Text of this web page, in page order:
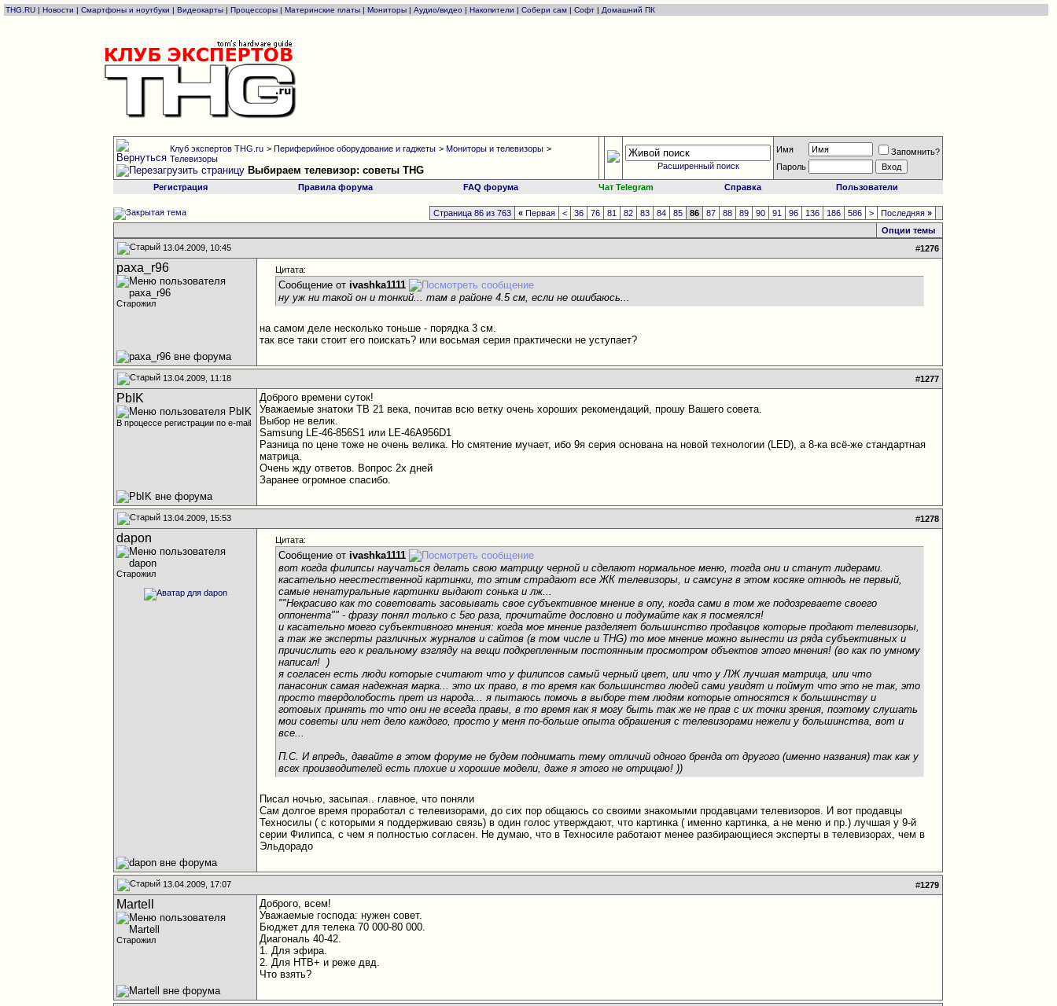
THG.RU | Новости | Смартфоны и ноутбуки | Видеокарты | Процессоры | Материнские платы | Мониторы | Аудио/видео | Накопители | Собери сам | Софт | Домашний ПК
Клуб экспертов THG.ru >Периферийное оборудование и гаджеты >Мониторы и телевизоры >
Телевизоры
Выбираем телевизор: советы THG Расширенный поиск
Имя
Запомнить?
Пароль
Регистрация Правила форума FAQ форума Чат Telegram Справка Пользователи
Страница 86 из 763 « Первая < 36 76 81 82 83 84 85 86 87 88 89 90 91 96 136 186 586 > Последняя»
Опции темы
13.04.2009, 10:45
#1276
paxa_r96
Старожил
Цитата:
Сообщение от ivashka1111
ну уж ни такой он и тонкий... там в районе 4.5 см, если не ошибаюсь...
на самом деле несколько тоньше - порядка 3 см.
так все таки стоит его поискать? или восьмая серия практически не уступает?
13.04.2009, 11:18 #1277
PbIK
В процессе регистрации по e-mail
Доброго времени суток!
Уважаемые знатоки ТВ 21 века, почитав всю ветку очень хороших рекомендаций, прошу Вашего совета.
Выбор не велик.
Samsung LE-46-856S1 или LE-46A956D1
Разница по цене тоже не очень велика. Но смятение мучает, ибо 9я серия основана на новой технологии (LED), а 8-ка всё-же стандартная
матрица.
Очень жду ответов. Вопрос 2х дней
Заранее огромное спасибо.
13.04.2009, 15:53 #1278
dapon
Старожил
Цитата:
Сообщение от ivashka1111
вот когда филипсы научаться делать свою матрицу черной и сделают нормальное меню, тогда они и станут лидерами.
касательно неестественной картинки, то этим страдают все ЖК телевизоры, и самсунг в этом косяке отнюдь не первый,
самые ненатуральные картинки выдают сонька и лж...
""Некрасиво как то советовать засовывать свое субъективное мнение в опу, когда сами в том же подозреваете своего
оппонента"" - фразу понял только с 5го раза, прочитайте дословно и подумайте как я посмеялся!
и касательно моего субъективного мнения: когда мое мнение разделяет большинство продавцов которые продают телевизоры,
а так же эксперты различных журналов и сайтов (в том числе и THG) то мое мнение можно вынести из ряда субъективных и
причислить его к реальному взгляду на вещи подкрепленным постоянным просмотром объектов этого мнения! (во как по умному
написал! )
я согласен есть люди которые считают что у филипсов самый черный цвет, или что у ЛЖ лучшая матрица, или что
панасоник самая надежная марка... это их право, в то время как большинство людей сами увидят и поймут что это не так, это
просто твердолобость прет из народа... я пытаюсь помочь в выборе тем людям которые относятся к большинству и
готовых принять то что они не всегда правы, в то время как я могу быть так же не прав с их точки зрения, поэтому слушать
мои советы или нет дело каждого, просто у меня по-больше опыта обрашения с телевизорами нежели у большинства, вот и
все...
П.С. И впредь, давайте в этом форуме не будем поднимать тему отличий одного бренда от другого (именно названия) так как у
всех производителей есть плохие и хорошие модели, даже я этого не отрицаю! ))
Писал ночью, засыпая.. главное, что поняли
Сам долгое время проработал с телевизорами, до сих пор общаюсь со своими знакомыми продавцами телевизоров. И вот продавцы
Техносилы ( с которыми я поддерживаю связь) в один голос утверждают, что картинка ( именно картинка, а не меню и пр.) лучшая у 9-й
серии Филипса, с чем я полностью согласен. Не думаю, что в Техносиле работают менее разбирающиеся эксперты в телевизорах, чем в
Эльдорадо
13.04.2009, 17:07 #1279
Martell
Старожил
Доброго, всем!
Уважаемые господа: нужен совет.
Бюджет для телека 70 000-80 000.
Диагональ 40-42.
1. Для эфира.
2. Для НТВ+ и реже двд.
Что взять?